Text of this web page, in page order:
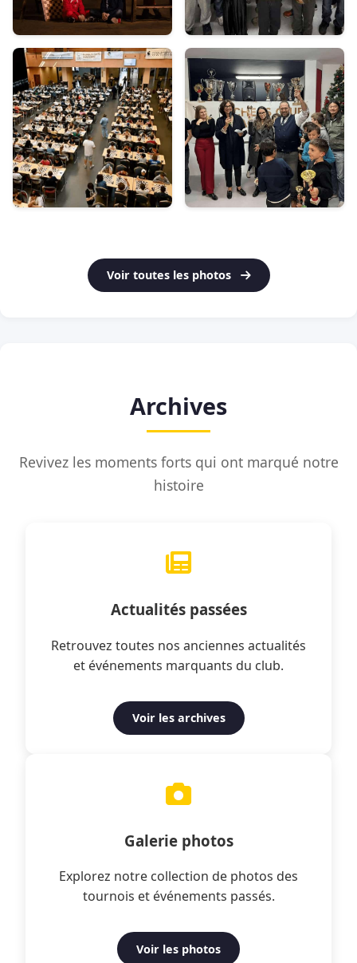
Voir toutes les photos
Archives
Revivez les moments forts qui ont marqué notre
histoire
Actualités passées
Retrouvez toutes nos anciennes actualités
et événements marquants du club.
Voir les archives
Galerie photos
Explorez notre collection de photos des
tournois et événements passés.
Voir les photos